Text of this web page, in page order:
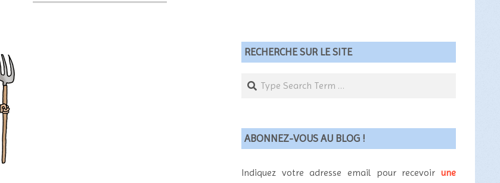
RECHERCHE SUR LE SITE
Search
ABONNEZ-VOUS AU BLOG !
Indiquez votre adresse email pour recevoir une